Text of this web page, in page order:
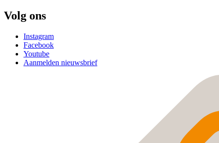
Volg ons
Instagram
Facebook
Youtube
Aanmelden nieuwsbrief